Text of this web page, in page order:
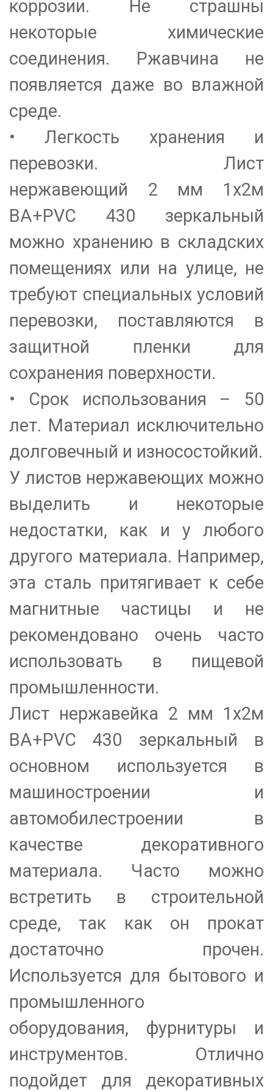
коррозии. Не страшны
некоторые химические
соединения. Ржавчина не
появляется даже во влажной
среде.
• Легкость хранения и
перевозки. Лист
нержавеющий 2 мм 1х2м
BA+PVC 430 зеркальный
можно хранению в складских
помещениях или на улице, не
требуют специальных условий
перевозки, поставляются в
защитной пленки для
сохранения поверхности.
• Срок использования – 50
лет. Материал исключительно
долговечный и износостойкий.
У листов нержавеющих можно
выделить и некоторые
недостатки, как и у любого
другого материала. Например,
эта сталь притягивает к себе
магнитные частицы и не
рекомендовано очень часто
использовать в пищевой
промышленности.
Лист нержавейка 2 мм 1х2м
BA+PVC 430 зеркальный в
основном используется в
машиностроении и
автомобилестроении в
качестве декоративного
материала. Часто можно
встретить в строительной
среде, так как он прокат
достаточно прочен.
Используется для бытового и
промышленного
оборудования, фурнитуры и
инструментов. Отлично
подойдет для декоративных